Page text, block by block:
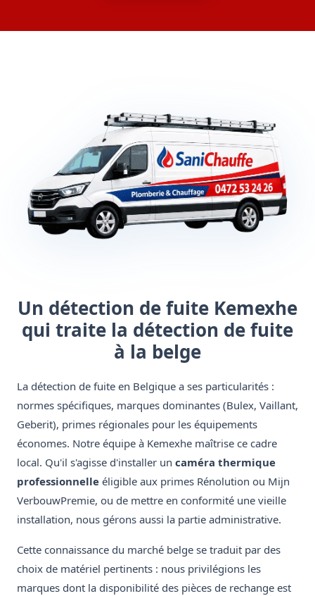
Un détection de fuite Kemexhe
qui traite la détection de fuite
à la belge
La détection de fuite en Belgique a ses particularités :
normes spécifiques, marques dominantes (Bulex, Vaillant,
Geberit), primes régionales pour les équipements
économes. Notre équipe à Kemexhe maîtrise ce cadre
local. Qu'il s'agisse d'installer un caméra thermique
professionnelle éligible aux primes Rénolution ou Mijn
VerbouwPremie, ou de mettre en conformité une vieille
installation, nous gérons aussi la partie administrative.
Cette connaissance du marché belge se traduit par des
choix de matériel pertinents : nous privilégions les
marques dont la disponibilité des pièces de rechange est